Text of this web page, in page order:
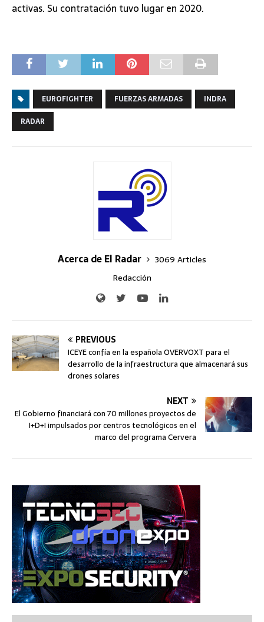
activas. Su contratación tuvo lugar en 2020.
EUROFIGHTER FUERZAS ARMADAS
INDRA
RADAR
Acerca de El Radar
3069 Articles
Redacción
PREVIOUS
ICEYE confía en la española OVERVOXT para el
desarrollo de la infraestructura que almacenará sus
drones solares
NEXT
El Gobierno financiará con 70 millones proyectos de
I+D+I impulsados por centros tecnológicos en el
marco del programa Cervera